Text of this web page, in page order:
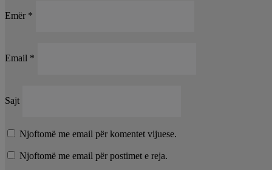
Emër *
Email *
Sajt
Njoftomë me email për komentet vijuese.
Njoftomë me email për postimet e reja.